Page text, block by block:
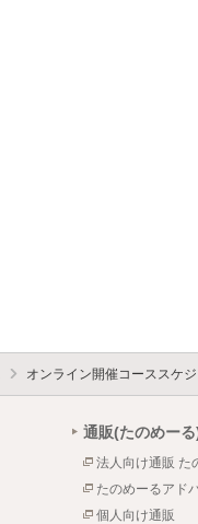
オンライン開催コーススケ
通販(たのめーる
法人向け通販 た
たのめーるアド
個人向け通販